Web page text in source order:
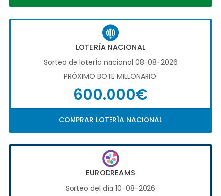
LOTERÍA NACIONAL
Sorteo de loterÍa nacional 08-08-2026
PRÓXIMO BOTE MILLONARIO:
600.000€
COMPRAR LOTERÍA NACIONAL
EURODREAMS
Sorteo del día 10-08-2026